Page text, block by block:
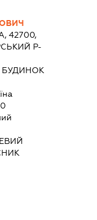
42700,
Р-
БУДИНОК